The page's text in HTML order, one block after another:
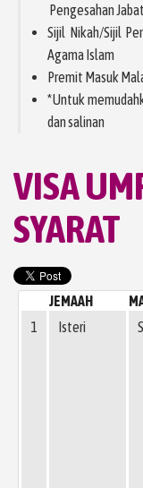
Pengesahan
Sijil Nikah/Sijil
Agama Islam
Premit Masuk
*Untuk
dan salinan
VISA
SYARAT
JEMAAH
1
Isteri